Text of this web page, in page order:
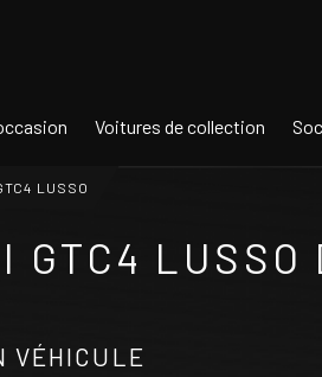
Voitures de collection
LUSSO
GTC4 LUSSO
VÉHICULE